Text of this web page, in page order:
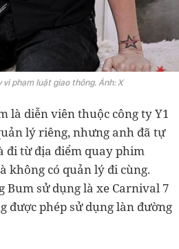
vi phạm luật giao thông. Ảnh: X
là diễn viên thuộc công ty Y1
lý riêng, nhưng anh đã tự
đi từ địa điểm quay phim
không có quản lý đi cùng.
Bum sử dụng là xe Carnival 7
được phép sử dụng làn đường